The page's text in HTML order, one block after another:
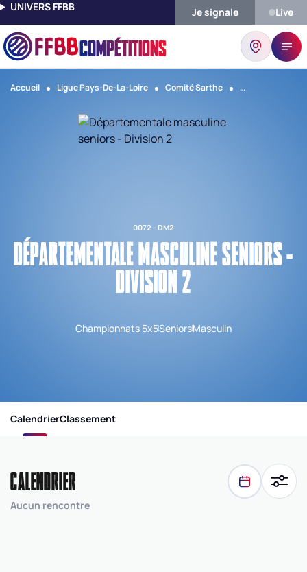
UNIVERS FFBB Je signale Live
COMPÉTITIONS
Accueil Ligue Pays-De-La-Loire Comité Sarthe Départementale
0072 - DM2
DÉPARTEMENTALE MASCULINE SENIORS -
DIVISION 2
Championnats 5x5SeniorsMasculin
CalendrierClassement
CALENDRIER
Aucun rencontre